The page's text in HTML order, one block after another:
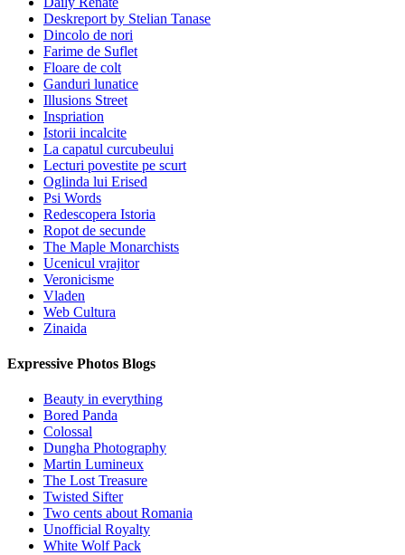
Deskreport by Stelian Tanase
Dincolo de nori
Farime de Suflet
Floare de colt
Ganduri lunatice
Illusions Street
Inspriation
Istorii incalcite
La capatul curcubeului
Lecturi povestite pe scurt
Oglinda lui Erised
Psi Words
Redescopera Istoria
Ropot de secunde
The Maple Monarchists
Ucenicul vrajitor
Veronicisme
Vladen
Web Cultura
Zinaida
Expressive Photos Blogs
Beauty in everything
Bored Panda
Colossal
Dungha Photography
Martin Lumineux
The Lost Treasure
Twisted Sifter
Two cents about Romania
Unofficial Royalty
White Wolf Pack